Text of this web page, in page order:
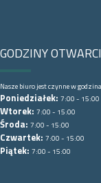
GODZINY
Nasze biuro jest czynne w
Poniedziałek: 7:00 - 15:00
Wtorek: 7:00 - 15:00
Środa: 7:00 - 15:00
Czwartek: 7:00 - 15:00
Piątek: 7:00 - 15:00